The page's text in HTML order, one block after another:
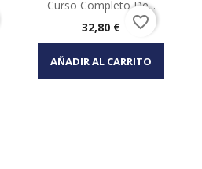
Curso Completo De...
Precio
32,80 €
AÑADIR AL CARRITO
favorite_border